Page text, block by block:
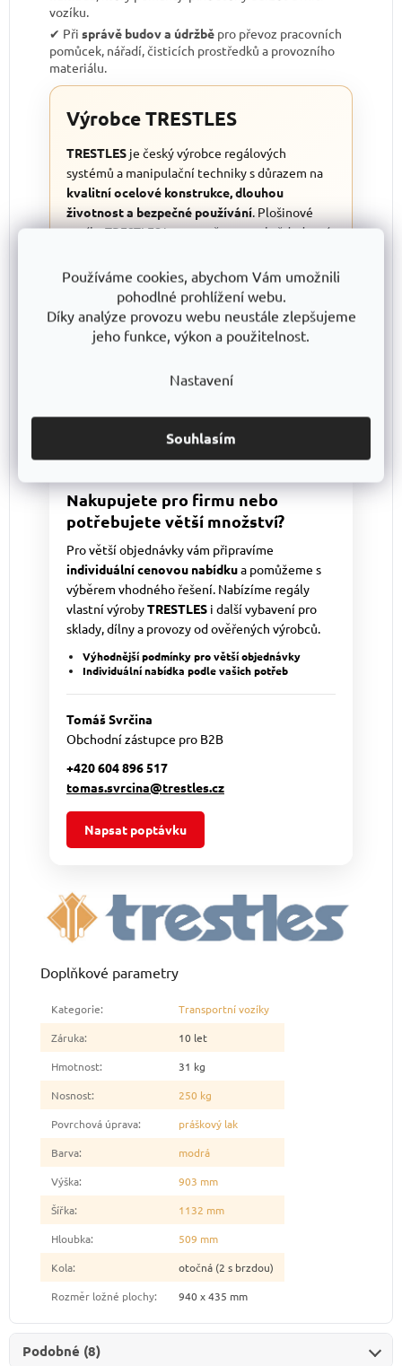
Používáme cookies, abychom Vám umožnili
pohodlné prohlížení webu.
Díky analýze provozu webu neustále zlepšujeme
jeho funkce, výkon a použitelnost.
Nastavení
Souhlasím
vozíku.
✔︎ Při správě budov a údržbě pro převoz pracovních
pomůcek, nářadí, čisticích prostředků a provozního
materiálu.
Výrobce TRESTLES
TRESTLES je český výrobce regálových
systémů a manipulační techniky s důrazem na
kvalitní ocelové konstrukce, dlouhou
životnost a bezpečné používání. Plošinové
vozíky TRESTLES jsou navrženy pro každodenní
i logistice a vyvíjeny tak, aby nabídlystabilitu,
snadnou ovladatelnost a pohodlnou
manipulaci s nákladem.
Výrobky TRESTLES jsou zhotovovány s
průběžnou kontrolu kvality, díky čemuž se na
náročnějších provozních podmínkách.
Nakupujete pro firmu nebo
potřebujete větší množství?
Pro větší objednávky vám připravíme
individuální cenovou nabídkua pomůžeme s
výběrem vhodného řešení. Nabízíme regály
vlastní výrobyTRESTLES i další vybavení pro
sklady, dílny a provozy od ověřených výrobců.
Výhodnější podmínky pro větší objednávky
Individuální nabídka podle vašich potřeb
Tomáš Svrčina
Obchodní zástupce pro B2B
+420 604 896 517
tomas.svrcina@trestles.cz
Napsat poptávku
Doplňkové parametry
Kategorie:
Transportní vozíky
Záruka:
10 let
Hmotnost:
31 kg
Nosnost:
250 kg
Povrchová úprava:
práškový lak
Barva:
modrá
Výška:
903 mm
Šířka:
1132 mm
Hloubka:
509 mm
Kola:
otočná (2 s brzdou)
Rozměr ložné plochy: 940 x 435 mm
Podobné (8)